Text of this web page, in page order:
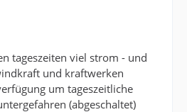
tageszeiten viel strom - und
und kraftwerken
um tageszeitliche
(abgeschaltet)